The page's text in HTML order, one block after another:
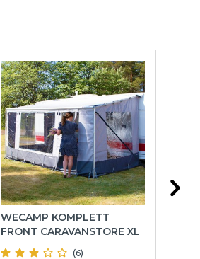
WECAMP KOMPLETT
FRONT CARAVANSTORE XL
(6)